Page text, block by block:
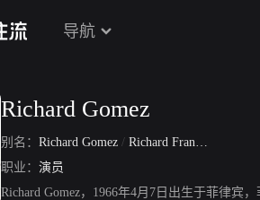
导航
Richard Gomez
别名： Richard Gomez / Richard Frank Gomez
职业： 演员
Richard Gomez，1966年4月7日出生于菲律宾